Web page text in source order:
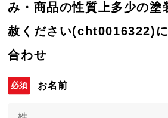
み・商品の性質上多少の塗
赦ください(cht0016322)
合わせ
お名前